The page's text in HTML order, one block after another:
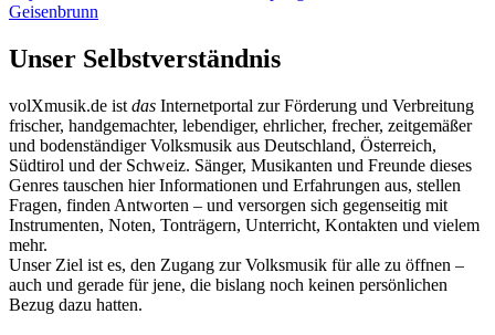
Geisenbrunn
Unser Selbstverständnis
volXmusik.de ist das Internetportal zur Förderung und Verbreitung
frischer, handgemachter, lebendiger, ehrlicher, frecher, zeitgemäßer
und bodenständiger Volksmusik aus Deutschland, Österreich,
Südtirol und der Schweiz. Sänger, Musikanten und Freunde dieses
Genres tauschen hier Informationen und Erfahrungen aus, stellen
Fragen, finden Antworten – und versorgen sich gegenseitig mit
Instrumenten, Noten, Tonträgern, Unterricht, Kontakten und vielem
mehr.
Unser Ziel ist es, den Zugang zur Volksmusik für alle zu öffnen –
auch und gerade für jene, die bislang noch keinen persönlichen
Bezug dazu hatten.